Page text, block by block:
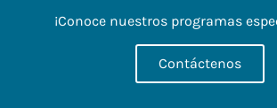
¡Conoce nuestros programas
Contáctenos